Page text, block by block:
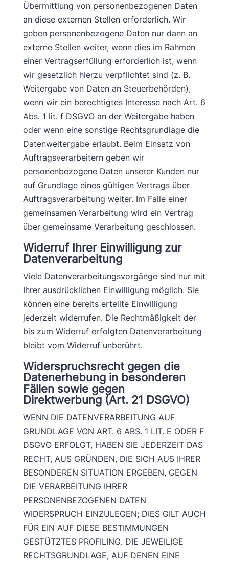
Übermittlung von personenbezogenen Daten
an diese externen Stellen erforderlich. Wir
geben personenbezogene Daten nur dann an
externe Stellen weiter, wenn dies im Rahmen
einer Vertragserfüllung erforderlich ist, wenn
wir gesetzlich hierzu verpflichtet sind (z. B.
Weitergabe von Daten an Steuerbehörden),
wenn wir ein berechtigtes Interesse nach Art. 6
Abs. 1 lit. f DSGVO an der Weitergabe haben
oder wenn eine sonstige Rechtsgrundlage die
Datenweitergabe erlaubt. Beim Einsatz von
Auftragsverarbeitern geben wir
personenbezogene Daten unserer Kunden nur
auf Grundlage eines gültigen Vertrags über
Auftragsverarbeitung weiter. Im Falle einer
gemeinsamen Verarbeitung wird ein Vertrag
über gemeinsame Verarbeitung geschlossen.
Widerruf Ihrer Einwilligung zur
Datenverarbeitung
Viele Datenverarbeitungsvorgänge sind nur mit
Ihrer ausdrücklichen Einwilligung möglich. Sie
können eine bereits erteilte Einwilligung
jederzeit widerrufen. Die Rechtmäßigkeit der
bis zum Widerruf erfolgten Datenverarbeitung
bleibt vom Widerruf unberührt.
Widerspruchsrecht gegen die
Datenerhebung in besonderen
Fällen sowie gegen
Direktwerbung (Art. 21 DSGVO)
WENN DIE DATENVERARBEITUNG AUF
GRUNDLAGE VON ART. 6 ABS. 1 LIT. E ODER F
DSGVO ERFOLGT, HABEN SIE JEDERZEIT DAS
RECHT, AUS GRÜNDEN, DIE SICH AUS IHRER
BESONDEREN SITUATION ERGEBEN, GEGEN
DIE VERARBEITUNG IHRER
PERSONENBEZOGENEN DATEN
WIDERSPRUCH EINZULEGEN; DIES GILT AUCH
FÜR EIN AUF DIESE BESTIMMUNGEN
GESTÜTZTES PROFILING. DIE JEWEILIGE
RECHTSGRUNDLAGE, AUF DENEN EINE